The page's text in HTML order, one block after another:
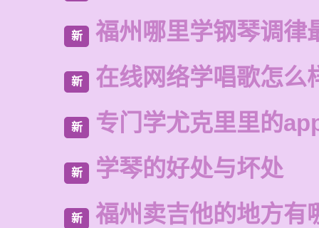
新 福州哪里学钢琴调律
新 在线网络学唱歌怎么
新 专门学尤克里里的
新 学琴的好处与坏处
新 福州卖吉他的地方有